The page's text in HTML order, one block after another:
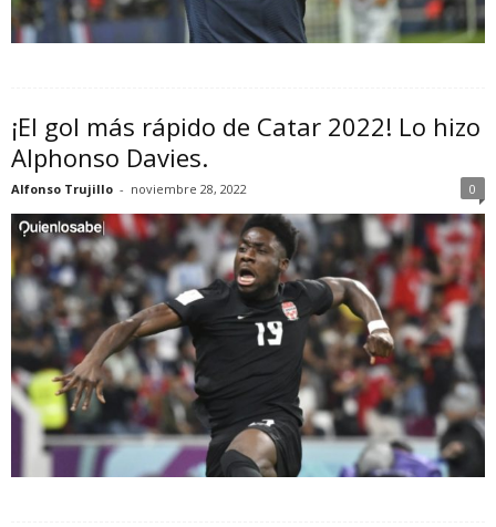
¡El gol más rápido de Catar 2022! Lo hizo
Alphonso Davies.
Alfonso Trujillo - noviembre 28, 2022 0